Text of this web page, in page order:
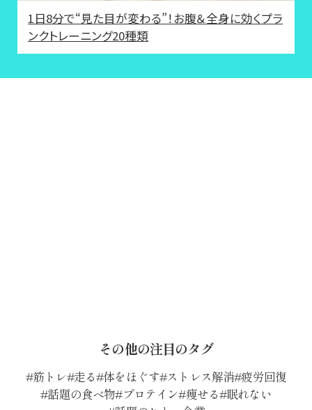
1日8分で“見た目が変わる”！お腹＆全身に効くプラ
ンクトレーニング20種類
その他の注目のタグ
筋トレ 走る 体をほぐす ストレス解消 疲労回復
話題の食べ物 プロテイン 痩せる 眠れない